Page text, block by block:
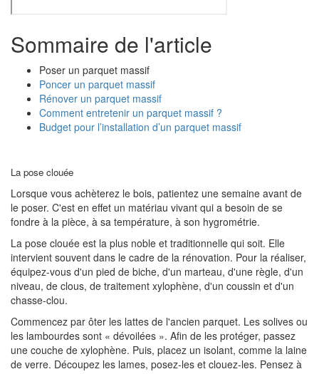
Sommaire de l'article
Poser un parquet massif
Poncer un parquet massif
Rénover un parquet massif
Comment entretenir un parquet massif ?
Budget pour l’installation d’un parquet massif
La pose clouée
Lorsque vous achèterez le bois, patientez une semaine avant de
le poser. C'est en effet un matériau vivant qui a besoin de se
fondre à la pièce, à sa température, à son hygrométrie.
La pose clouée est la plus noble et traditionnelle qui soit. Elle
intervient souvent dans le cadre de la rénovation. Pour la réaliser,
équipez-vous d'un pied de biche, d'un marteau, d'une règle, d'un
niveau, de clous, de traitement xylophène, d'un coussin et d'un
chasse-clou.
Commencez par ôter les lattes de l'ancien parquet. Les solives ou
les lambourdes sont « dévoilées ». Afin de les protéger, passez
une couche de xylophène. Puis, placez un isolant, comme la laine
de verre. Découpez les lames, posez-les et clouez-les. Pensez à